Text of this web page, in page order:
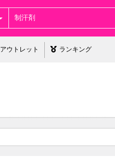
アウトレット ランキング